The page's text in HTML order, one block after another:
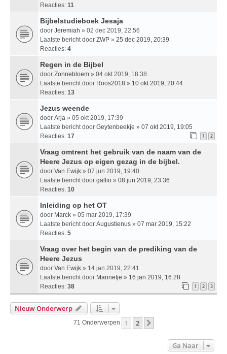
Reacties: 11
Bijbelstudieboek Jesaja
door Jeremiah » 02 dec 2019, 22:56
Laatste bericht door ZWP » 25 dec 2019, 20:39
Reacties: 4
Regen in de Bijbel
door Zonnebloem » 04 okt 2019, 18:38
Laatste bericht door Roos2018 » 10 okt 2019, 20:44
Reacties: 13
Jezus weende
door Arja » 05 okt 2019, 17:39
Laatste bericht door Geytenbeekje » 07 okt 2019, 19:05
Reacties: 17 1 2
Vraag omtrent het gebruik van de naam van de
Heere Jezus op eigen gezag in de bijbel.
door Van Ewijk » 07 jun 2019, 19:40
Laatste bericht door gallio » 08 jun 2019, 23:36
Reacties: 10
Inleiding op het OT
door Marck » 05 mar 2019, 17:39
Laatste bericht door Augustienus » 07 mar 2019, 15:22
Reacties: 5
Vraag over het begin van de prediking van de
Heere Jezus
door Van Ewijk » 14 jan 2019, 22:41
Laatste bericht door Mannetje » 16 jan 2019, 16:28
Reacties: 38 1 2 3
Nieuw Onderwerp
71 Onderwerpen 1 2
Ga Naar